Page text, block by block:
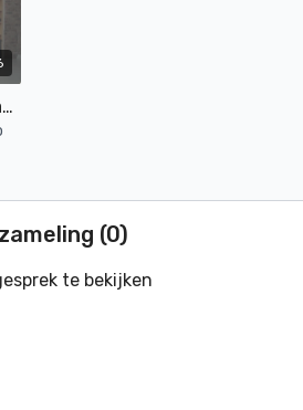
Introductie LIFT je lage rug
(0)
te bekijken